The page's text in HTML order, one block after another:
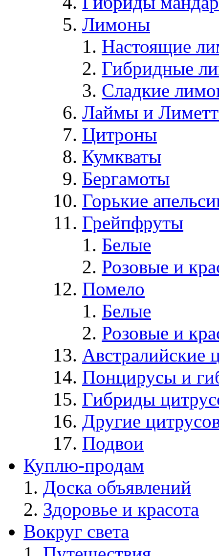
Лимоны
Настоящие
Гибридные
Сладкие
Лаймы и
Цитроны
Кумкваты
Бергамоты
Горькие
Грейпфруты
Белые
Розовые и
Помело
Белые
Розовые и
Австралийские
Понцирусы и
Гибриды
Другие
Подвои
Куплю-продам
Доска объявлений
Здоровье и красота
Вокруг света